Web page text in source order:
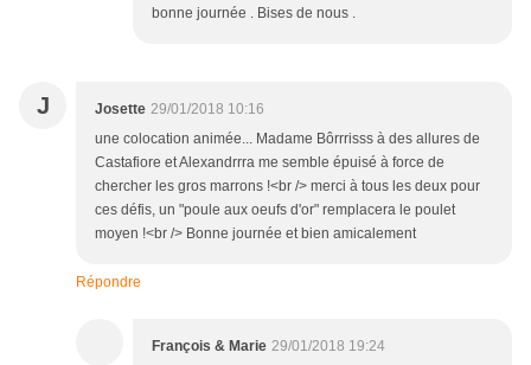
bonne journée . Bises de nous .
J Josette 29/01/2018 10:16
une colocation animée... Madame Bôrrrisss à des allures de
Castafiore et Alexandrrra me semble épuisé à force de
chercher les gros marrons !<br /> merci à tous les deux pour
ces défis, un "poule aux oeufs d'or" remplacera le poulet
moyen !<br /> Bonne journée et bien amicalement
Répondre
François & Marie 29/01/2018 19:24